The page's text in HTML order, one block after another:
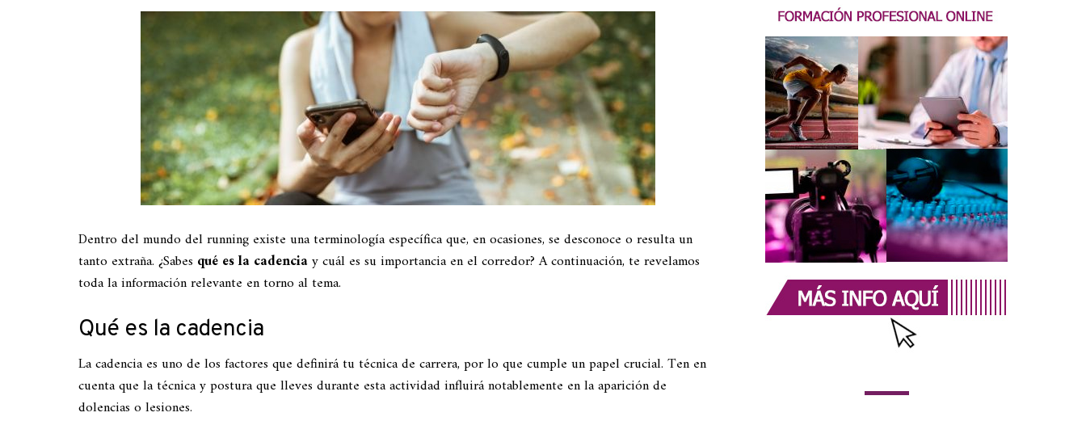
Dentro del mundo del running existe una terminología específica que, en ocasiones, se desconoce o resulta un
tanto extraña. ¿Sabes qué es la cadenciay cuál es su importancia en el corredor? A continuación, te revelamos
toda la información relevante en torno al tema.
Qué es la cadencia
La cadencia es uno de los factores que definirá tu técnica de carrera, por lo que cumple un papel crucial. Ten en
cuenta que la técnica y postura que lleves durante esta actividad influirá notablemente en la aparición de
dolencias o lesiones.